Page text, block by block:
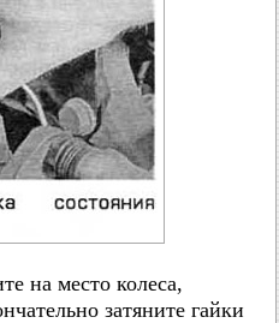
на место колеса,
затяните гайки